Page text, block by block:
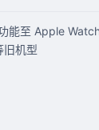
能至 Apple
旧机型